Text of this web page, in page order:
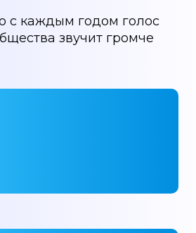
с каждым годом голос
звучит громче